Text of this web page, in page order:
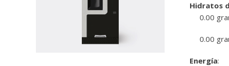
Hidratos
0.00
0.00
Energía: